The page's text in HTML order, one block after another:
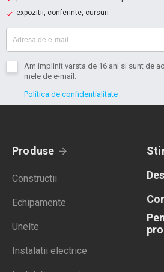
expozitii, conferinte, cursuri
Am implinit varsta de 16 ani si sunt de
mele de e-mail.
Politica de confidentialitate
Produse
Constructii
Echipamente
Unelte
Instalatii electrice